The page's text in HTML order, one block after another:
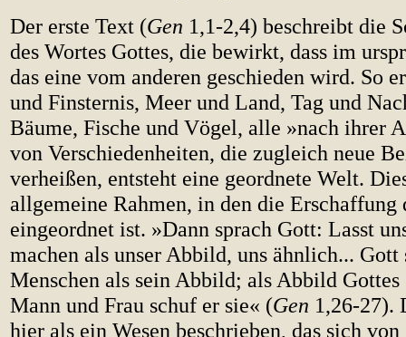
Der erste Text (Gen 1,1-2,4) beschreibt die
des Wortes Gottes, die bewirkt, dass im
das eine vom anderen geschieden wird. So
und Finsternis, Meer und Land, Tag und
Bäume, Fische und Vögel, alle »nach ihrer
von Verschiedenheiten, die zugleich neue
verheißen, entsteht eine geordnete Welt.
allgemeine Rahmen, in den die Erschaffung
eingeordnet ist. »Dann sprach Gott: Lasst
machen als unser Abbild, uns ähnlich... Gott
Menschen als sein Abbild; als Abbild
Mann und Frau schuf er sie« (Gen 1,26-27).
hier als ein Wesen beschrieben, das sich von